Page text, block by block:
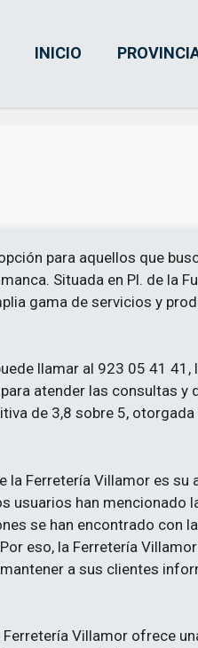
INICIO
para aquellos que
Situada en Pl. de la
gama de servicios y
llamar al 923 05 41 41,
atender las consultas y
de 3,8 sobre 5,
la Ferretería Villamor es su
usuarios han mencionado
se han encontrado con
eso, la Ferretería
a sus clientes
Villamor ofrece